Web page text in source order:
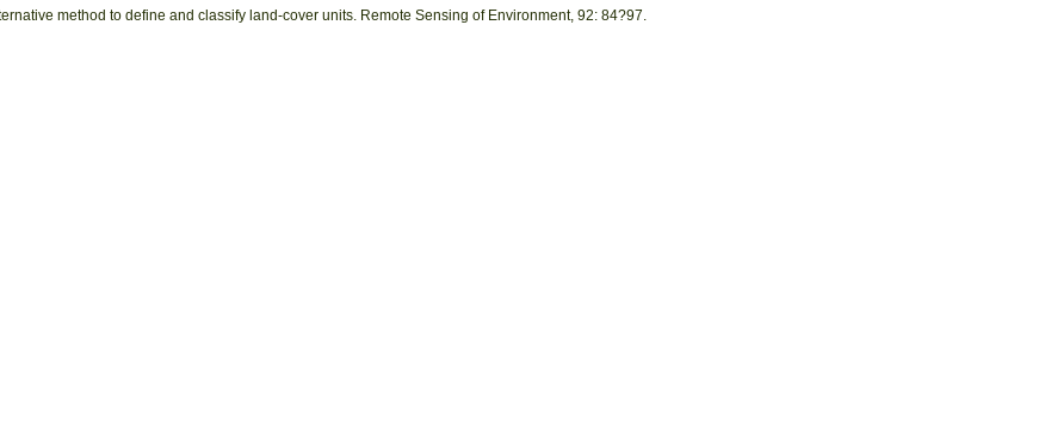
method to define and classify land-cover units. Remote Sensing of Environment, 92: 84?97.